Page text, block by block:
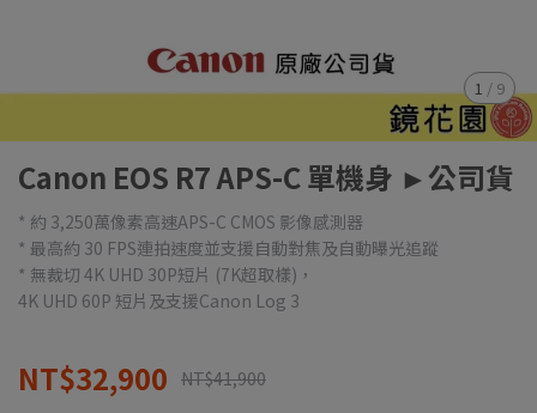
1 / 9
Canon EOS R7 APS-C 單機身 ►公司貨
* 約 3,250萬像素高速APS-C CMOS 影像感測器
* 最高約 30 FPS連拍速度並支援自動對焦及自動曝光追蹤
* 無裁切 4K UHD 30P短片 (7K超取樣)，
4K UHD 60P 短片及支援Canon Log 3
NT$32,900 NT$41,900